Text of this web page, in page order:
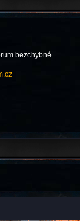
bezchybné.